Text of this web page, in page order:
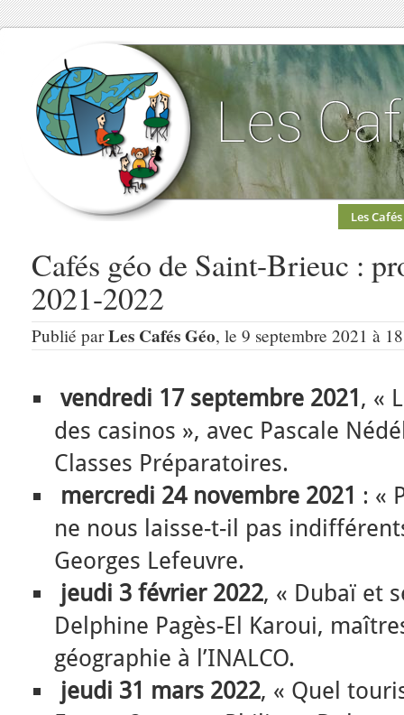
Les Cafés
Cafés géo de Saint-Brieuc :
2021-2022
Publié parLes Cafés Géo, le 9 septembre 2021 à
vendredi 17 septembre 2021 , «
des casinos », avec Pascale
Classes Préparatoires.
mercredi 24 novembre 2021 : «
ne nous laisse-t-il pas
Georges Lefeuvre.
jeudi 3 février 2022, « Dubaï et
Delphine Pagès-El Karoui,
géographie à l’INALCO.
jeudi 31 mars 2022, « Quel